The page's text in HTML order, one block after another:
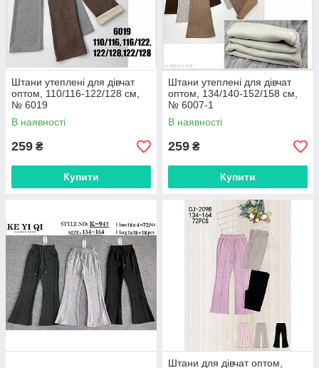
Штани утеплені для дівчат
оптом, 110/116-122/128 см,
№ 6019
В наявності
259 ₴
Купити
Штани утеплені для дівчат
оптом, 134/140-152/158 см,
№ 6007-1
В наявності
259 ₴
Купити
Штани для дівчат оптом,